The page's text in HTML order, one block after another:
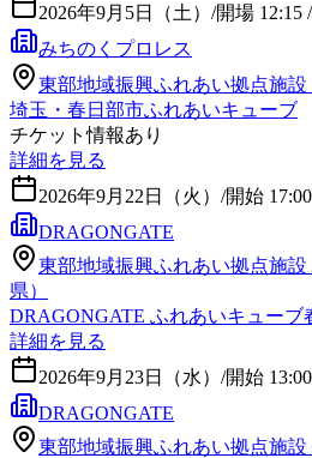
2026年9月5日（土） /開場 12:15
みちのくプロレス
東部地域振興ふれあい拠点施設
埼玉・春日部市ふれあいキューブ
チケット情報あり
詳細を見る
2026年9月22日（火） /開始 17:00
DRAGONGATE
東部地域振興ふれあい拠点施
県）
DRAGONGATE ふれあいキューブ
詳細を見る
2026年9月23日（水） /開始 13:00
DRAGONGATE
東部地域振興ふれあい拠点施